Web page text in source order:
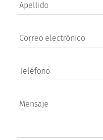
Apellido
Correo electrónico
Teléfono
Mensaje